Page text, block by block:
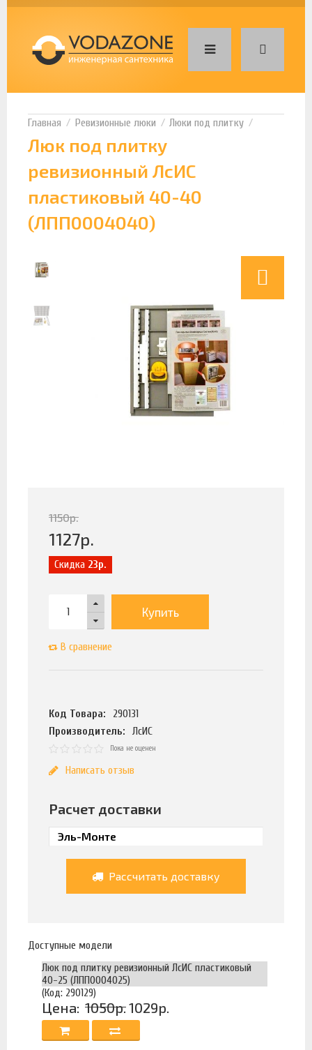
Ревизионные люки Люки под плитку
Люк под плитку
ревизионный ЛсИС
пластиковый 40-40
(ЛПП0004040)
1150р.
1127р.
Скидка 23р.
Купить
В сравнение
Код Товара:
290131
Производитель:
ЛсИС
Пока не оценен
Написать отзыв
Расчет доставки
Рассчитать доставку
Доступные модели
Люк под плитку ревизионный ЛсИС пластиковый
40-25 (ЛПП0004025)
(Код: 290129)
Цена: 1050р.1029р.